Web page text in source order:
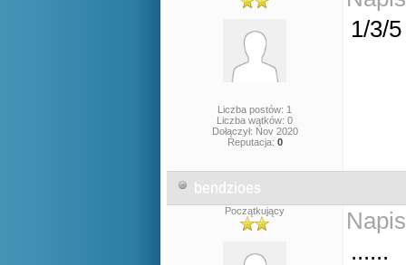
Liczba postów: 1
Liczba wątków: 0
Dołączył: Nov 2020
Reputacja: 0
1/3/
bendzioes
Początkujący
......